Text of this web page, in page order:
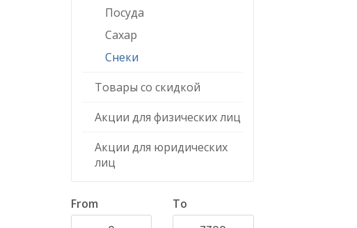
Посуда
Сахар
Снеки
Товары со скидкой
Акции для физических лиц
Акции для юридических
лиц
From To